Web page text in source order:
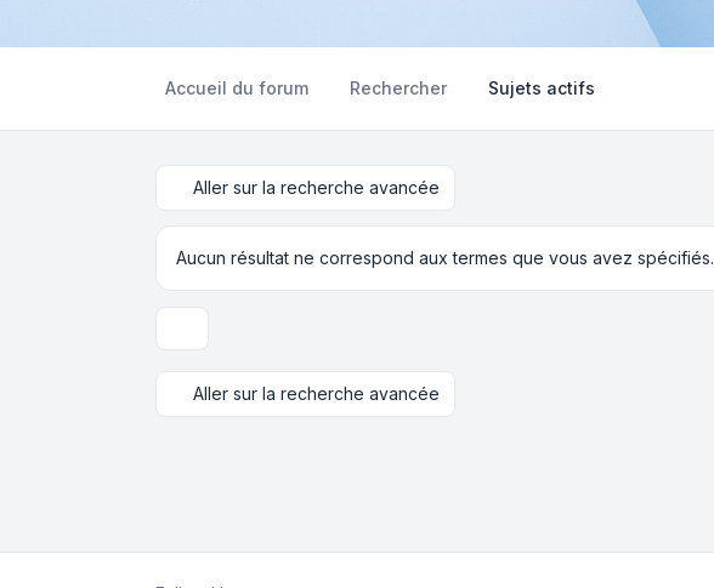
Accueil du forum Rechercher Sujets actifs
Aller sur la recherche avancée
Aucun résultat ne correspond aux termes que vous avez spécifiés.
Aller sur la recherche avancée